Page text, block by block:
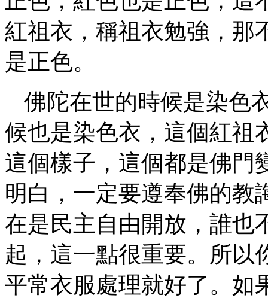
紅祖衣，稱祖衣勉強，那
是正色。
佛陀在世的時候是染色
候也是染色衣，這個紅祖
這個樣子，這個都是佛門
明白，一定要遵奉佛的教
在是民主自由開放，誰也
起，這一點很重要。所以
平常衣服處理就好了。如